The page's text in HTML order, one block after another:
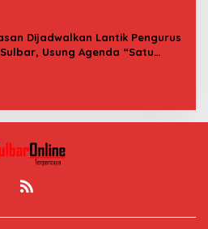
Dijadwalkan Lantik Pengurus
Sulbar, Usung Agenda “Satu